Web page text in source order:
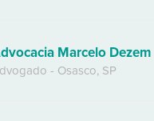
Marcelo Dezem
- Osasco, SP